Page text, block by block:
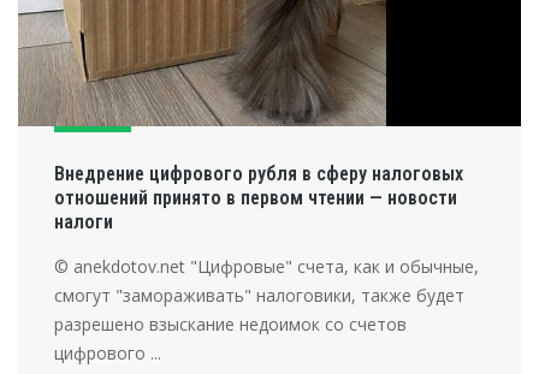
Внедрение цифрового рубля в сферу налоговых
отношений принято в первом чтении — новости
налоги
© anekdotov.net "Цифровые" счета, как и обычные,
смогут "замораживать" налоговики, также будет
разрешено взыскание недоимок со счетов
цифрового ...